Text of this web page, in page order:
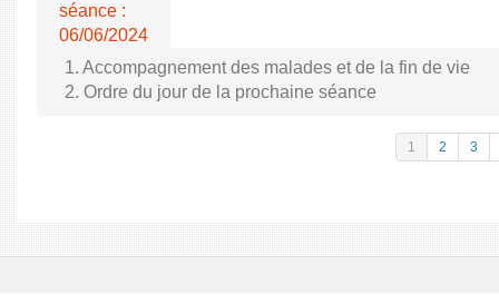
séance :
06/06/2024
1. Accompagnement des malades et de la fin de vie
2. Ordre du jour de la prochaine séance
1 2 3